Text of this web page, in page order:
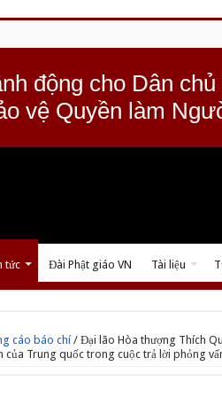
động cho Dân
vệ Quyền làm
tức Đài Phật giáo VN Tài liệu
cáo báo chí / Đại lão Hòa thượng Thích
của Trung quốc trong cuộc trả lời phỏng